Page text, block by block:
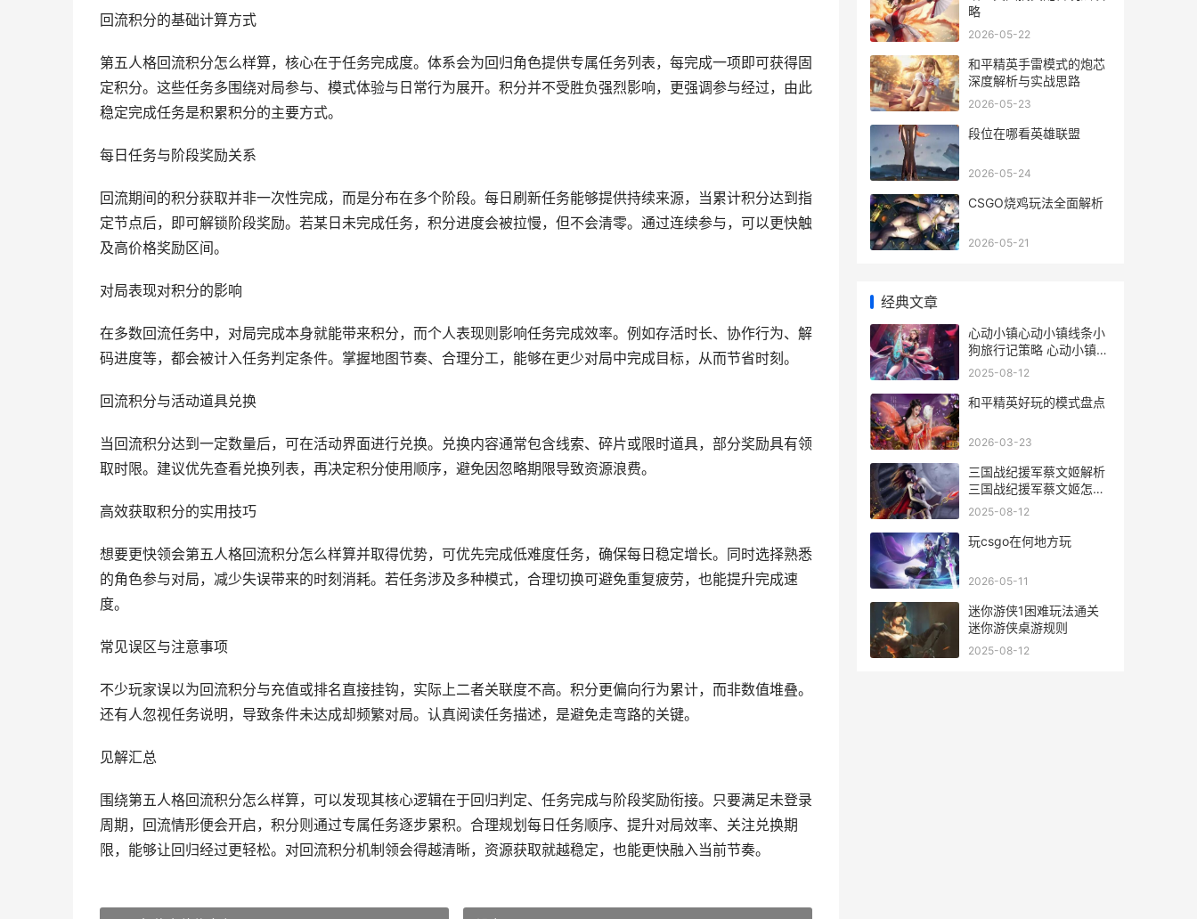
回流积分的基础计算方式
第五人格回流积分怎么样算，核心在于任务完成度。体系会为回归角色提供专属任务列表，每完成一项即可获得固
定积分。这些任务多围绕对局参与、模式体验与日常行为展开。积分并不受胜负强烈影响，更强调参与经过，由此
稳定完成任务是积累积分的主要方式。
每日任务与阶段奖励关系
回流期间的积分获取并非一次性完成，而是分布在多个阶段。每日刷新任务能够提供持续来源，当累计积分达到指
定节点后，即可解锁阶段奖励。若某日未完成任务，积分进度会被拉慢，但不会清零。通过连续参与，可以更快触
及高价格奖励区间。
对局表现对积分的影响
在多数回流任务中，对局完成本身就能带来积分，而个人表现则影响任务完成效率。例如存活时长、协作行为、解
码进度等，都会被计入任务判定条件。掌握地图节奏、合理分工，能够在更少对局中完成目标，从而节省时刻。
回流积分与活动道具兑换
当回流积分达到一定数量后，可在活动界面进行兑换。兑换内容通常包含线索、碎片或限时道具，部分奖励具有领
取时限。建议优先查看兑换列表，再决定积分使用顺序，避免因忽略期限导致资源浪费。
高效获取积分的实用技巧
想要更快领会第五人格回流积分怎么样算并取得优势，可优先完成低难度任务，确保每日稳定增长。同时选择熟悉
的角色参与对局，减少失误带来的时刻消耗。若任务涉及多种模式，合理切换可避免重复疲劳，也能提升完成速
度。
常见误区与注意事项
不少玩家误以为回流积分与充值或排名直接挂钩，实际上二者关联度不高。积分更偏向行为累计，而非数值堆叠。
还有人忽视任务说明，导致条件未达成却频繁对局。认真阅读任务描述，是避免走弯路的关键。
见解汇总
围绕第五人格回流积分怎么样算，可以发现其核心逻辑在于回归判定、任务完成与阶段奖励衔接。只要满足未登录
周期，回流情形便会开启，积分则通过专属任务逐步累积。合理规划每日任务顺序、提升对局效率、关注兑换期
限，能够让回归经过更轻松。对回流积分机制领会得越清晰，资源获取就越稳定，也能更快融入当前节奏。
略
2026-05-22
和平精英手雷模式的炮芯
深度解析与实战思路
2026-05-23
段位在哪看英雄联盟
2026-05-24
CSGO烧鸡玩法全面解析
2026-05-21
经典文章
心动小镇心动小镇线条小
狗旅行记策略 心动小镇是
哪家公司
2025-08-12
和平精英好玩的模式盘点
2026-03-23
三国战纪援军蔡文姬解析
三国战纪援军蔡文姬怎么
样
2025-08-12
玩csgo在何地方玩
2026-05-11
迷你游侠1困难玩法通关
迷你游侠桌游规则
2025-08-12